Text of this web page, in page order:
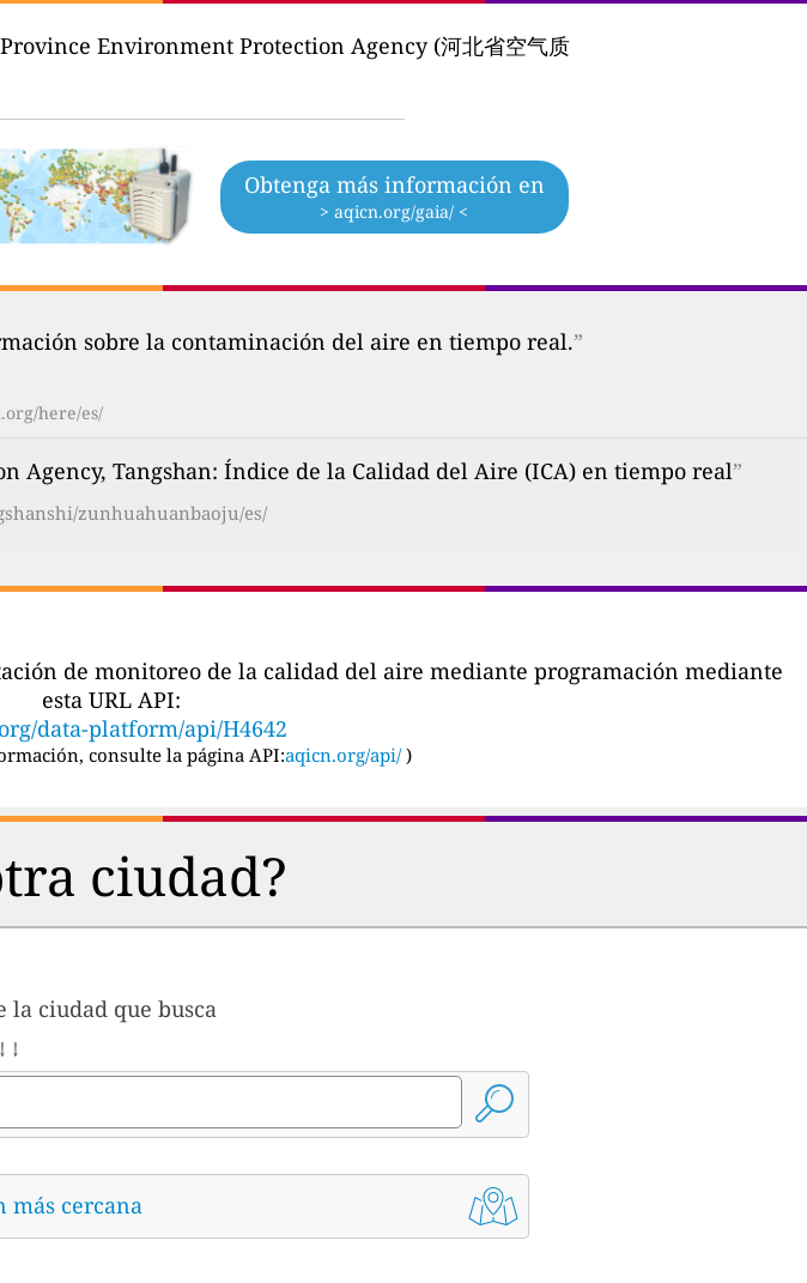
Environment Protection Agency (河北省空气质
Obtenga más información en
> aqicn.org/gaia/ <
sobre la contaminación del aire en tiempo real.”
here/es/
Tangshan: Índice de la Calidad del Aire (ICA) en tiempo real”
zunhuahuanbaoju/es/
de monitoreo de la calidad del aire mediante programación mediante
esta URL API:
data-platform/api/H4642
consulte la página API:aqicn.org/api/ )
ciudad?
la ciudad que busca
↓
más cercana